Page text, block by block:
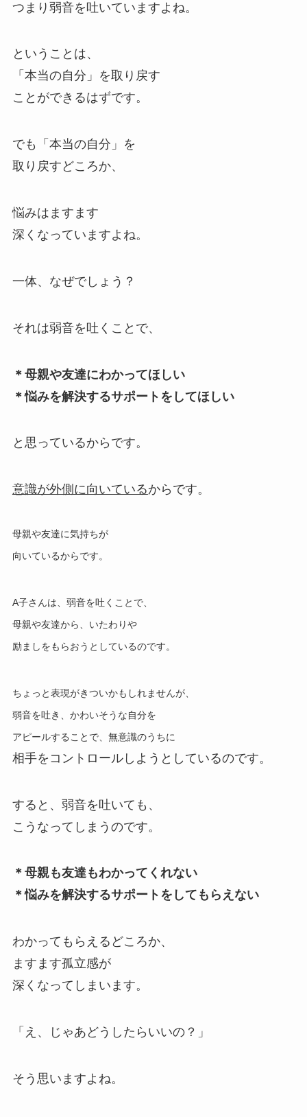
つまり弱音を吐いていますよね。
ということは、
「本当の自分」を取り戻す
ことができるはずです。
でも「本当の自分」を
取り戻すどころか、
悩みはますます
深くなっていますよね。
一体、なぜでしょう？
それは弱音を吐くことで、
＊母親や友達にわかってほしい
＊悩みを解決するサポートをしてほしい
と思っているからです。
意識が外側に向いているからです。
母親や友達に気持ちが
向いているからです。
A子さんは、弱音を吐くことで、
母親や友達から、いたわりや
励ましをもらおうとしているのです。
ちょっと表現がきついかもしれませんが、
弱音を吐き、かわいそうな自分を
アピールすることで、無意識のうちに
相手をコントロールしようとしているのです。
すると、弱音を吐いても、
こうなってしまうのです。
＊母親も友達もわかってくれない
＊悩みを解決するサポートをしてもらえない
わかってもらえるどころか、
ますます孤立感が
深くなってしまいます。
「え、じゃあどうしたらいいの？」
そう思いますよね。